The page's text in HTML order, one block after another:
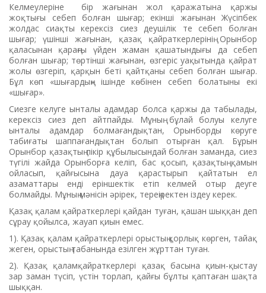
Келмеулеріне бір жағынан жол қаражатына қаржы
жоқтығы себеп болған шығар; екінші жағынан Жүсіпбек
жолдас сиақты керексіз сиез деушілік те себеп болған
шығар; үшінші жағынан, қазақ қайраткерлерінің Орынбор
қаласынан қараңғы үйден жаман қашатындығы да себеп
болған шығар; төртінші жағынан, өзгеріс уақытында қайрат
жолы өзгеріп, қарқын беті қайтқаны себеп болған шығар.
Бұл көп «шығардың» ішінде көбінен себеп болатыны екі
«шығар».
Сиезге келуге ынталы адамдар болса қаржы да табылады,
керексіз сиез деп айтпайды. Мұның бұлай болуы келуге
ынталы адамдар болмағандықтан, Орынборды көруге
табиғаты шаппағандықтан болып отырған қал. Бұрын
Орынбор қазақтың пікір құбылысындай болған заманда, сиез
түгілі жайда Орынборға келіп, бас қосып, қазақтың қамын
ойласып, қайғысына дауа қарастырып қайтатын ел
азаматтары енді еріншектік етіп келмей отыр деуге
болмайды. Мұның мәнісін әрірек, тереңіректен іздеу керек.
Қазақ қалам қайраткерлері қайдан туған, қашан шыққан деп
сұрау қойылса, жауап қиын емес.
1). Қазақ қалам қайраткерлері орыстың қорлық көрген, тайақ
жеген, орыстың табанында езілген жұрттан туған.
2). Қазақ қаламқайраткерлері қазақ басына қиын-қыстау
зар заман түсіп, үстін торлап, қайғы бұлты қаптаған шақта
шыққан.